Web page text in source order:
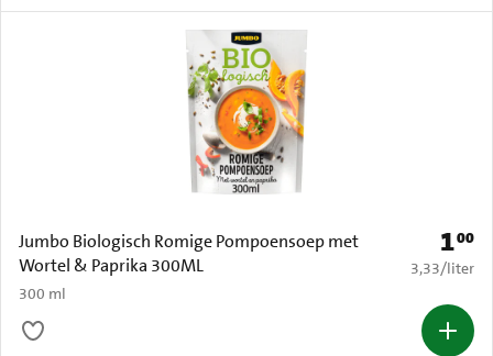
Jumbo Biologisch Romige Pompoensoep met
Wortel & Paprika 300ML
300 ml
Prijs:
100
€ 3,33 per
3,33/liter